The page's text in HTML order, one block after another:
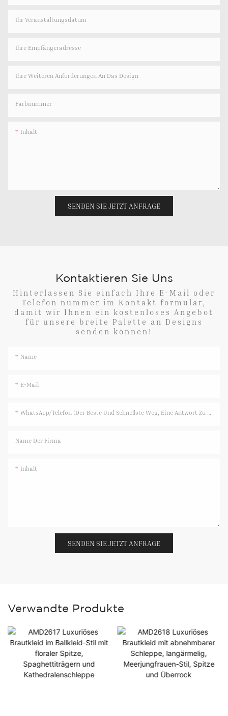
Ihr Veranstaltungsdatum
Ihre Empfängeradresse
Ihre Weiteren Anforderungen An Das Design
Farbnummer
Inhalt
SENDEN SIE JETZT ANFRAGE
Kontaktieren Sie Uns
Hinterlassen Sie einfach Ihre E-Mail oder
Telefon nummer im Kontakt formular,
damit wir Ihnen ein kostenloses Angebot
für unsere breite Palette an Designs
senden können!
Name
E-Mail
WhatsApp/Telefon (Der Beste Und Schnellste Weg, Eine Antwort Zu Erhalten)
Name Der Firma
Inhalt
SENDEN SIE JETZT ANFRAGE
Verwandte Produkte